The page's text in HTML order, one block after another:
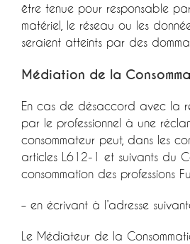
être tenue pour responsable
matériel, le réseau ou les
seraient atteints par des
Médiation de la
En cas de désaccord avec la
par le professionnel à une
consommateur peut, dans les
articles L612-1 et suivants du
consommation des professions
– en écrivant à l’adresse
Le Médiateur de la